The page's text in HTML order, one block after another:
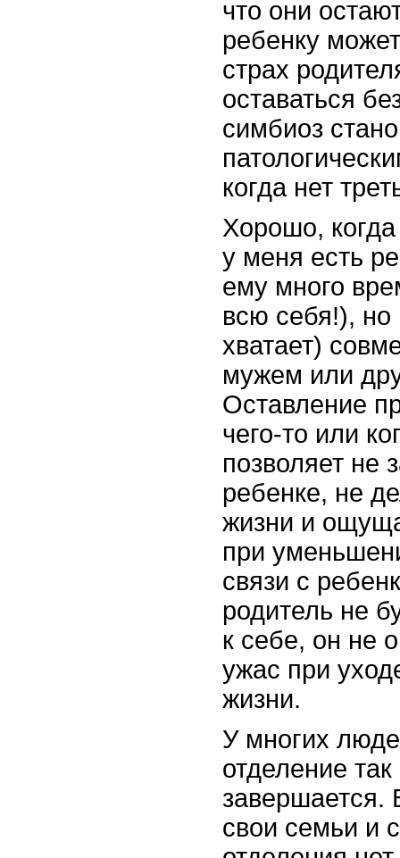
что они
ребенку
страх
оставаться
симбиоз
когда нет
Хорошо,
у меня есть
ему много
всю себя!), но
хватает)
мужем или
Оставление
чего-то или
позволяет не
ребенке, не
жизни и
при
связи с
родитель не
к себе, он не
ужас при
жизни.
У многих
отделение
завершается.
свои семьи и